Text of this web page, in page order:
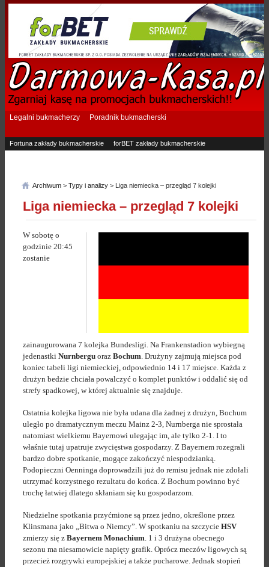
Legalni bukmacherzy Poradnik bukmacherski
Fortuna zakłady bukmacherskie
forBET zakłady bukmacherskie
Archiwum > Typy i analizy > Liga niemiecka – przegląd 7 kolejki
Liga niemiecka – przegląd 7 kolejki
W sobotę o
godzinie 20:45
zostanie
zainaugurowana 7 kolejka Bundesligi. Na Frankenstadion wybiegną
jedenastki Nurnbergu oraz Bochum. Drużyny zajmują miejsca pod
koniec tabeli ligi niemieckiej, odpowiednio 14 i 17 miejsce. Każda z
drużyn bedzie chciała powalczyć o komplet punktów i oddalić się od
strefy spadkowej, w której aktualnie się znajduje.
Ostatnia kolejka ligowa nie była udana dla żadnej z drużyn, Bochum
uległo po dramatycznym meczu Mainz 2-3, Nurnberga nie sprostała
natomiast wielkiemu Bayernowi ulegając im, ale tylko 2-1. I to
właśnie tutaj upatruje zwycięstwa gospodarzy. Z Bayernem rozegrali
bardzo dobre spotkanie, mogące zakończyć niespodzianką.
Podopieczni Oenninga doprowadzili już do remisu jednak nie zdołali
utrzymać korzystnego rezultatu do końca. Z Bochum powinno być
trochę łatwiej dlatego skłaniam się ku gospodarzom.
Niedzielne spotkania przyćmione są przez jedno, określone przez
Klinsmana jako „Bitwa o Niemcy”. W spotkaniu na szczycie HSV
zmierzy się z Bayernem Monachium. 1 i 3 drużyna obecnego
sezonu ma niesamowicie napięty grafik. Oprócz meczów ligowych są
przecież rozgrywki europejskiej a także pucharowe. Jednak stopień